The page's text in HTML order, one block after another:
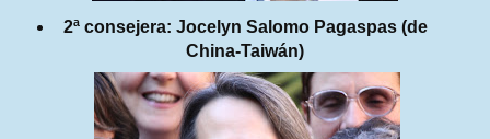
2ª consejera: Jocelyn Salomo Pagaspas (de
China-Taiwán)